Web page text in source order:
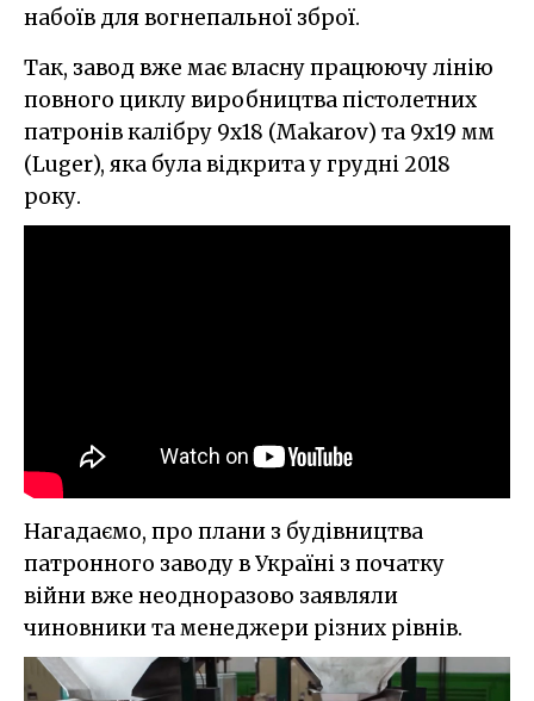
набоїв для вогнепальної зброї.
Так, завод вже має власну працюючу лінію
повного циклу виробництва пістолетних
патронів калібру 9х18 (Makarov) та 9х19 мм
(Luger), яка була відкрита у грудні 2018
року.
Нагадаємо, про плани з будівництва
патронного заводу в Україні з початку
війни вже неодноразово заявляли
чиновники та менеджери різних рівнів.